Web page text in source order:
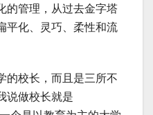
的管理，从过去金字塔
平化、灵巧、柔性和流
校长，而且是三所不
说做校长就是